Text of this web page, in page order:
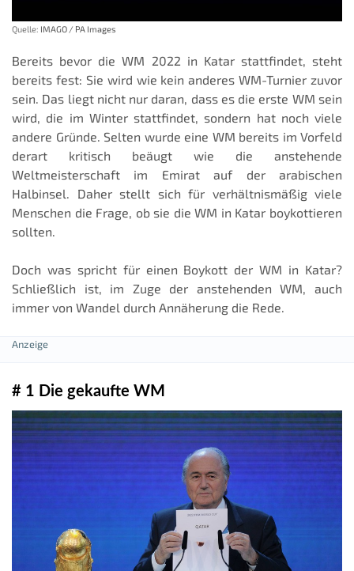
Quelle: IMAGO / PA Images
Bereits bevor die WM 2022 in Katar stattfindet, steht
bereits fest: Sie wird wie kein anderes WM-Turnier zuvor
sein. Das liegt nicht nur daran, dass es die erste WM sein
wird, die im Winter stattfindet, sondern hat noch viele
andere Gründe. Selten wurde eine WM bereits im Vorfeld
derart kritisch beäugt wie die anstehende
Weltmeisterschaft im Emirat auf der arabischen
Halbinsel. Daher stellt sich für verhältnismäßig viele
Menschen die Frage, ob sie die WM in Katar boykottieren
sollten.
Doch was spricht für einen Boykott der WM in Katar?
Schließlich ist, im Zuge der anstehenden WM, auch
immer von Wandel durch Annäherung die Rede.
# 1 Die gekaufte WM